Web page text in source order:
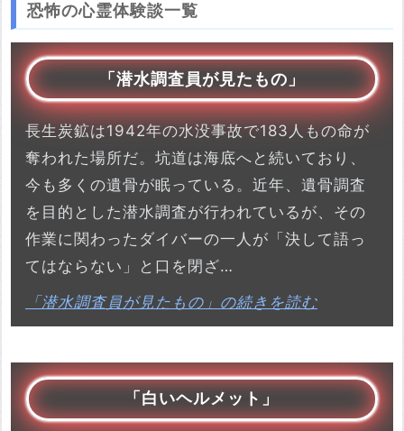
恐怖の心霊体験談一覧
「潜水調査員が見たもの」
長生炭鉱は1942年の水没事故で183人もの命が
奪われた場所だ。坑道は海底へと続いており、
今も多くの遺骨が眠っている。近年、遺骨調査
を目的とした潜水調査が行われているが、その
作業に関わったダイバーの一人が「決して語っ
てはならない」と口を閉ざ…
「潜水調査員が見たもの」の続きを読む
「白いヘルメット」